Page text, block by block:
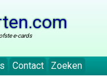
e-cards
Contact Zoeken